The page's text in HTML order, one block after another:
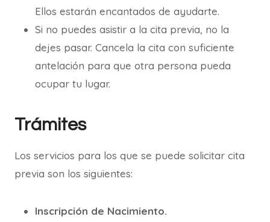
Ellos estarán encantados de ayudarte.
Si no puedes asistir a la cita previa, no la
dejes pasar. Cancela la cita con suficiente
antelación para que otra persona pueda
ocupar tu lugar.
Trámites
Los servicios para los que se puede solicitar cita
previa son los siguientes:
Inscripción de Nacimiento.